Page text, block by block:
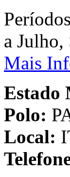
a Julho,
Mais
Estado
Polo:
Local: